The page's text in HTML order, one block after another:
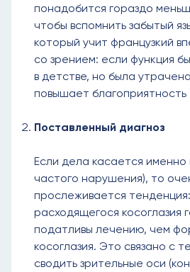
понадобится гораздо
чтобы вспомнить забытый
который учит французкий
со зрением: если функция
в детстве, но была
повышает благоприятность
Поставленный диагноз
Если дела касается именно
частого нарушения), то
прослеживается
расходящегося косоглазия
податливы лечению, чем
косоглазия. Это связано с
сводить зрительные оси